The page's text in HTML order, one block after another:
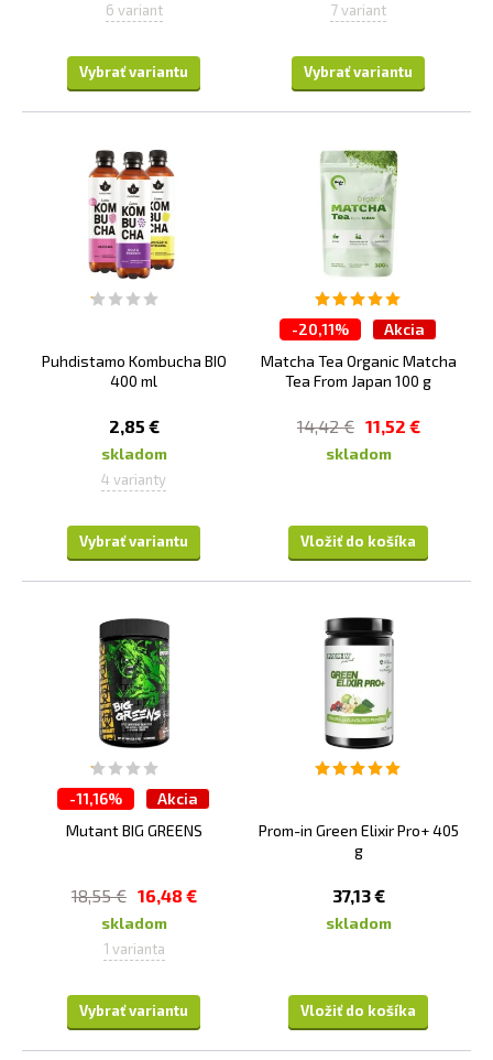
6 variant
Vybrať variantu
7 variant
Vybrať variantu
Puhdistamo Kombucha BIO
400 ml
2,85 €
skladom
4 varianty
Vybrať variantu
-20,11%
Akcia
Matcha Tea Organic Matcha
Tea From Japan 100 g
14,42 € 11,52 €
skladom
Vložiť do košíka
-11,16%
Akcia
Mutant BIG GREENS
18,55 € 16,48 €
skladom
1 varianta
Vybrať variantu
Prom-in Green Elixir Pro+ 405
g
37,13 €
skladom
Vložiť do košíka